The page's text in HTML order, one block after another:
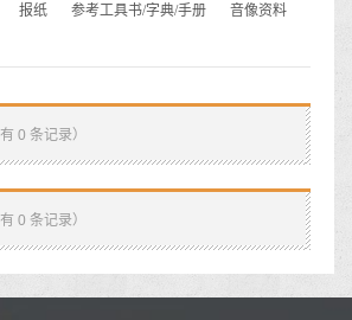
报纸 参考工具书/字典/手册
音像资料
0 条记录）
0 条记录）